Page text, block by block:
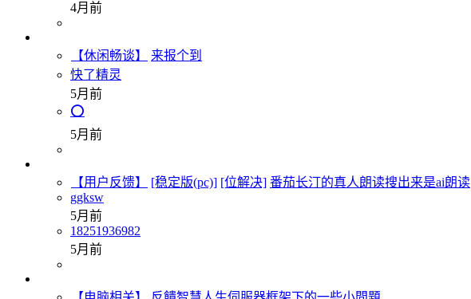
4月前
【休闲畅谈】
来报个到
快了精灵
5月前
⭕
5月前
【用户反馈】 [稳定版(pc)] [位解决] 番茄长汀的真人朗读搜出来是ai朗读
ggksw
5月前
18251936982
5月前